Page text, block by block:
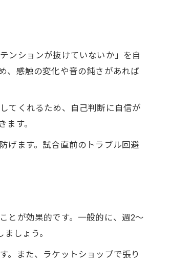
ンションが抜けていないか」を自
、感触の変化や音の鈍さがあれば
てくれるため、自己判断に自信が
す。
げます。試合直前のトラブル回避
とが効果的です。一般的に、週2〜
しょう。
。また、ラケットショップで張り